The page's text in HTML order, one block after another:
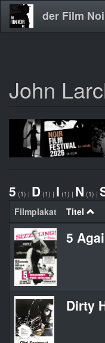
Direkt
zum
der Film
John
5 (1) | D (1) | I (1) | N (1) |
Filmplakat Titel
5
Dirty